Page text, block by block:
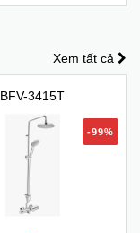
Xem tất cả
BFV-3415T
-99%